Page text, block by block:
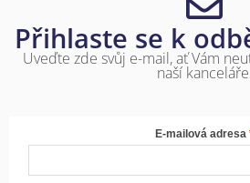
Přihlaste se k
Uveďte zde svůj e-mail, ať Vám
naší
E-mailová adresa